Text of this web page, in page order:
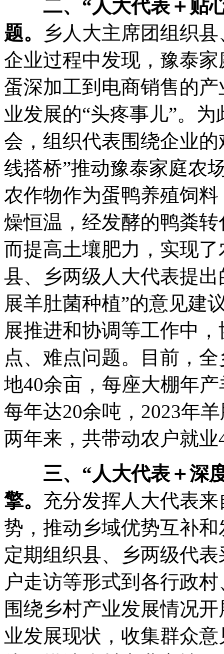
二、“人大代表＋贴
题。
乡人大主席团组织
企业过程中发现 ， 豫泰
蛋深加工到电商销售的产
业发展的“头疼事儿”。 为
会 ， 组织代表围绕企业
线搭桥”推动豫泰家庭农
农作物作为蛋鸭养殖饲料
燥恒温 ， 经发酵的鸭粪
而提高土壤肥力 ， 实现
县、乡两级人大代表提
展羊肚菌种植”的意见建
展推进和协调等工作中 ，
点、难点问题。 目前 ， 全
地40余亩 ， 每座大棚年
每年达20余吨 ， 2023年
两年来 ， 共带动农户就业
三、“人大代表＋深
擎。 充分发挥人大代表
势 ， 推动乡域优势互补和
定期组织县、乡两级代
户走访等形式到各行政
围绕乡村产业发展情况
业发展现状 ， 收集群众